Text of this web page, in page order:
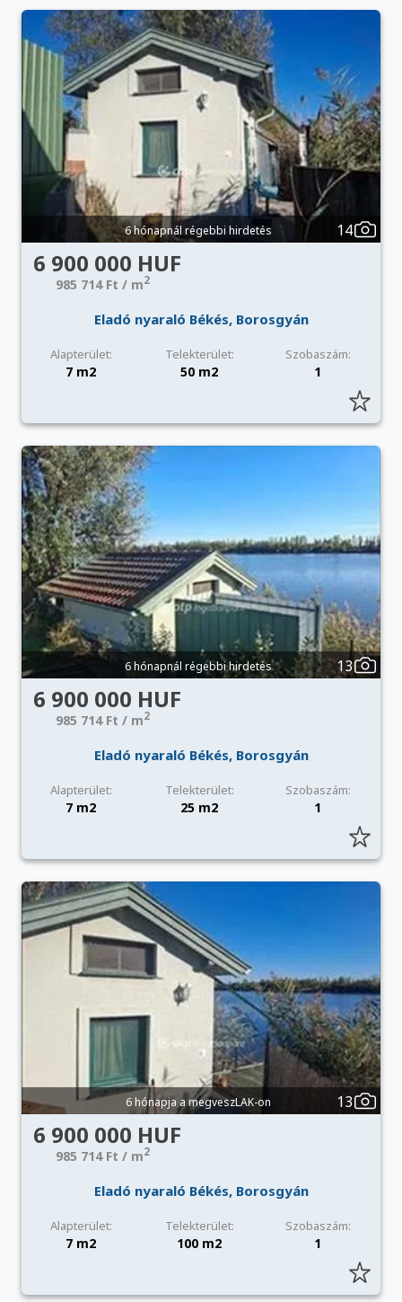
6 hónapnál régebbi hirdetés 14
6 900 000 HUF
985 714 Ft / m2
Eladó nyaraló Békés, Borosgyán
Alapterület: Telekterület: Szobaszám:
7 m2 50 m2 1
6 hónapnál régebbi hirdetés 13
6 900 000 HUF
985 714 Ft / m2
Eladó nyaraló Békés, Borosgyán
Alapterület: Telekterület: Szobaszám:
7 m2 25 m2 1
6 hónapja a megveszLAK-on 13
6 900 000 HUF
985 714 Ft / m2
Eladó nyaraló Békés, Borosgyán
Alapterület: Telekterület: Szobaszám:
7 m2 100 m2 1